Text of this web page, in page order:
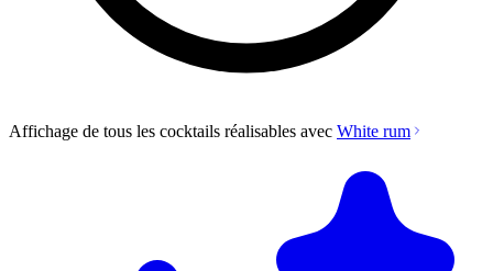
Affichage de tous les cocktails réalisables avec White rum